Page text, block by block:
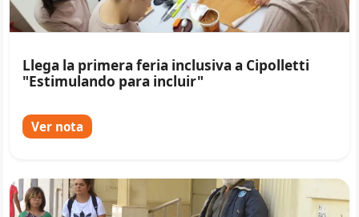
Llega la primera feria inclusiva a Cipolletti
"Estimulando para incluir"
Ver nota